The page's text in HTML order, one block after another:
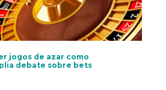
jogos de azar como
debate sobre bets